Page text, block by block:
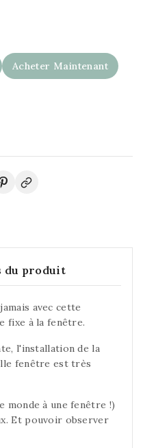
Acheter Maintenant
du produit
avec cette
fixe à la fenêtre.
l'installation de la
fenêtre est très
monde à une fenêtre !)
Et pouvoir observer